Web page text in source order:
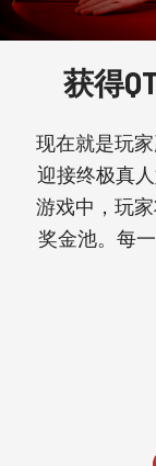
获得
现在就是玩
迎接终极真
游戏中，玩
奖金池。每